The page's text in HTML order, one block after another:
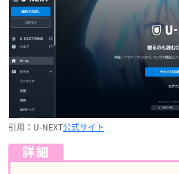
引用：U-NEXT公式サイト
詳細